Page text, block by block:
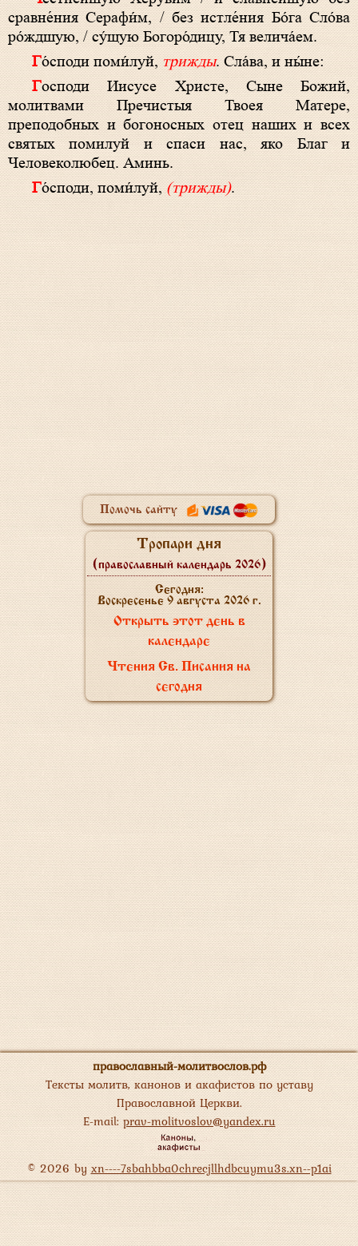
сравне́ния Серафи́м, / без истле́ния Бо́га Сло́ва
ро́ждшую, / су́щую Богоро́дицу, Тя велича́ем.
Го́споди поми́луй,трижды. Сла́ва, и ны́не:
Господи Иисусе Христе, Сыне Божий,
молитвами Пречистыя Твоея Матере,
преподобных и богоносных отец наших и всех
святых помилуй и спаси нас, яко Благ и
Человеколюбец. Аминь.
Го́споди, поми́луй,(трижды).
Помочь сайту
Тропари дня
(православный календарь 2026)
Сегодня:
Воскресенье 9 августа 2026 г.
Открыть этот день в
календаре
Чтения Св. Писания на
сегодня
православный-молитвослов.рф
Тексты молитв, канонов и акафистов по уставу
Православной Церкви.
E-mail: prav-molitvoslov@yandex.ru
© 2026 byxn----7sbahbba0chrecjllhdbcuymu3s.xn--p1ai